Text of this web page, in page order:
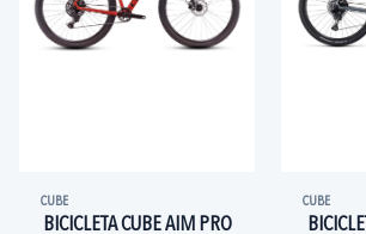
CUBE
BICICLETA CUBE AIM PRO
CUBE